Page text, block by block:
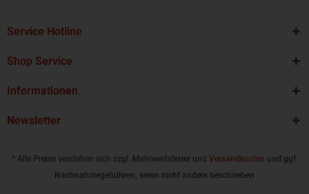
Service Hotline
Shop Service
Informationen
Newsletter
* Alle Preise verstehen sich zzgl. Mehrwertsteuer und Versandkosten und ggf.
Nachnahmegebühren, wenn nicht anders beschrieben